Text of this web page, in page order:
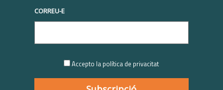
conclusionesdelI Congreso
Voluntariado Corporativo.
ElI Congreso
Iberoamericano de
CORREU-E
Accepto la política de privacitat